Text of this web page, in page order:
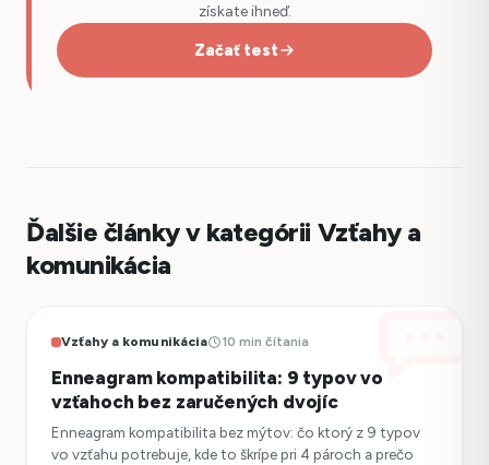
získate ihneď.
Začať test
Ďalšie články v kategórii Vzťahy a
komunikácia
Vzťahy a komunikácia 10 min čítania
Enneagram kompatibilita: 9 typov vo
vzťahoch bez zaručených dvojíc
Enneagram kompatibilita bez mýtov: čo ktorý z 9 typov
vo vzťahu potrebuje, kde to škrípe pri 4 pároch a prečo